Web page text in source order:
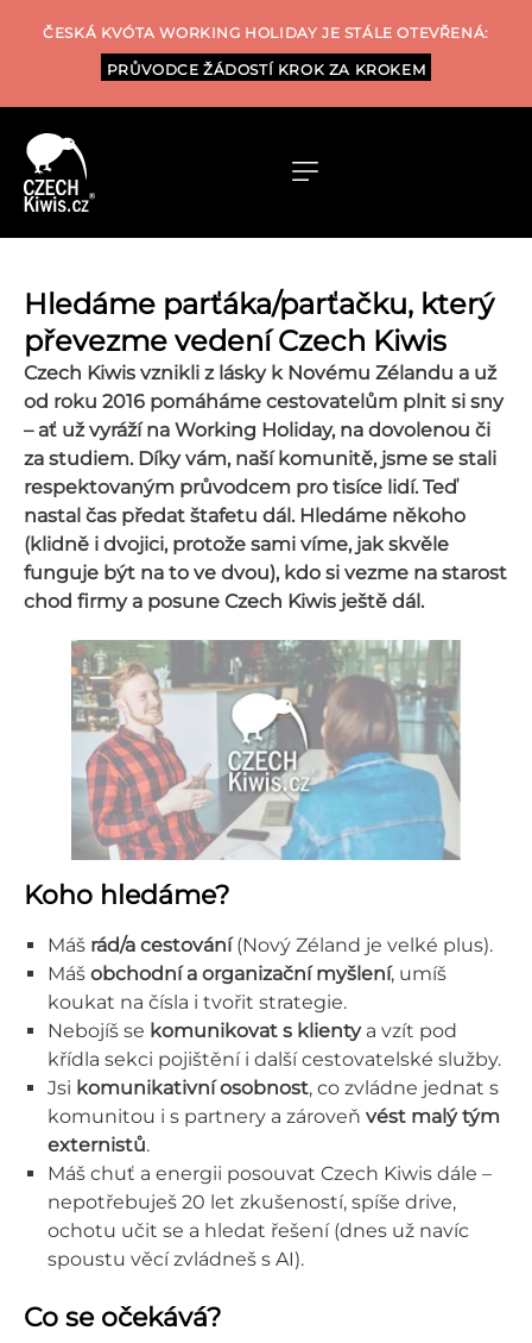
ČESKÁ KVÓTA WORKING HOLIDAY JE STÁLE OTEVŘENÁ:
PRŮVODCE ŽÁDOSTÍ KROK ZA KROKEM
Hledáme parťáka/parťačku, který
převezme vedení Czech Kiwis
Czech Kiwis vznikli z lásky k Novému Zélandu a už
od roku 2016 pomáháme cestovatelům plnit si sny
– ať už vyráží na Working Holiday, na dovolenou či
za studiem. Díky vám, naší komunitě, jsme se stali
respektovaným průvodcem pro tisíce lidí. Teď
nastal čas předat štafetu dál. Hledáme někoho
(klidně i dvojici, protože sami víme, jak skvěle
funguje být na to ve dvou), kdo si vezme na starost
chod firmy a posune Czech Kiwis ještě dál.
Koho hledáme?
Máš rád/a cestování(Nový Zéland je velké plus).
Máš obchodní a organizační myšlení, umíš
koukat na čísla i tvořit strategie.
Nebojíš se komunikovat s klientya vzít pod
křídla sekci pojištění i další cestovatelské služby.
Jsi komunikativní osobnost, co zvládne jednat s
komunitou i s partnery a zároveň vést malý tým
externistů.
Máš chuť a energii posouvat Czech Kiwis dále –
nepotřebuješ 20 let zkušeností, spíše drive,
ochotu učit se a hledat řešení (dnes už navíc
spoustu věcí zvládneš s AI).
Co se očekává?